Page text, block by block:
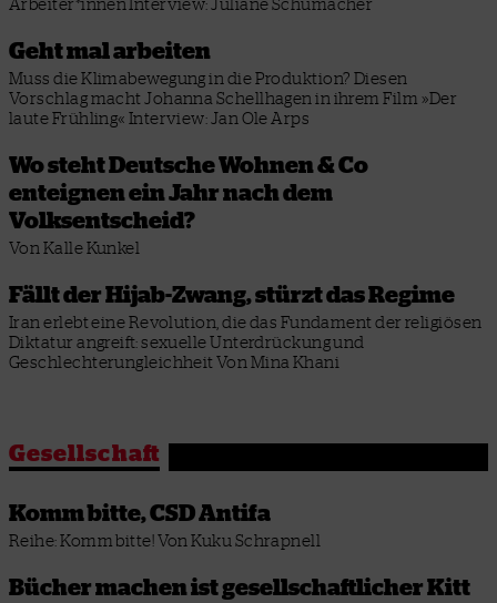
Arbeiter*innenInterview: Juliane Schumacher
Geht mal arbeiten
Muss die Klimabewegung in die Produktion? Diesen
Vorschlag macht Johanna Schellhagen in ihrem Film »Der
laute Frühling« Interview: Jan Ole Arps
Wo steht Deutsche Wohnen & Co
enteignen ein Jahr nach dem
Volksentscheid?
Von Kalle Kunkel
Fällt der Hijab-Zwang, stürzt das Regime
Iran erlebt eine Revolution, die das Fundament der religiösen
Diktatur angreift: sexuelle Unterdrückung und
Geschlechterungleichheit Von Mina Khani
Gesellschaft
Komm bitte, CSD Antifa
Reihe: Komm bitte!Von Kuku Schrapnell
Bücher machen ist gesellschaftlicher Kitt